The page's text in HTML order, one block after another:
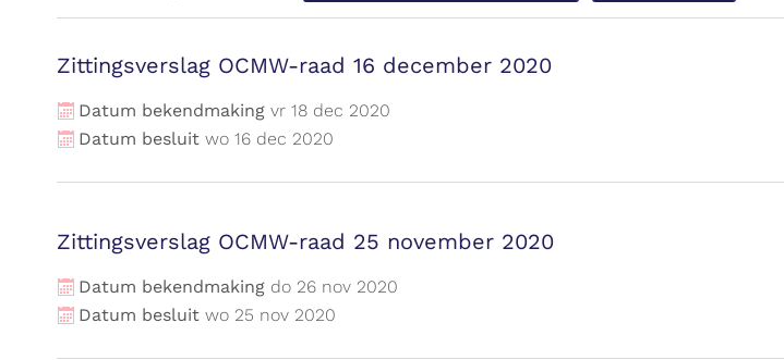
Zittingsverslag OCMW-raad 16 december 2020
Datum bekendmaking vr 18 dec 2020
Datum besluit wo 16 dec 2020
Zittingsverslag OCMW-raad 25 november 2020
Datum bekendmaking do 26 nov 2020
Datum besluit wo 25 nov 2020